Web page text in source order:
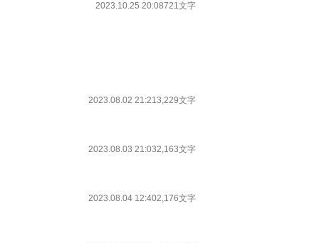
2023.10.25 20:08721文字
2023.08.02 21:213,229文字
2023.08.03 21:032,163文字
2023.08.04 12:402,176文字